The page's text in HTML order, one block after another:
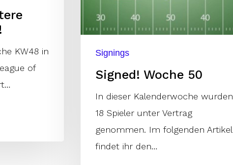
KW48 in
of
Signings
Signed! Woche 50
In dieser Kalenderwoche wurden
18 Spieler unter Vertrag
genommen. Im folgenden Artikel
findet ihr den…